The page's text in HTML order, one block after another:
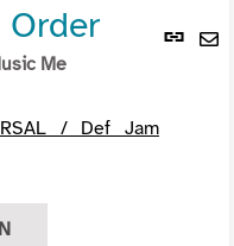
Lien
Order
Me
/ Def Jam